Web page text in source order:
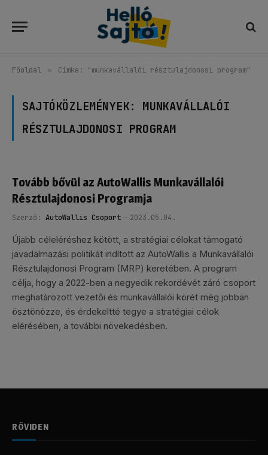
Főoldal » Címke: "munkavállalói résztulajdonosi program"
SAJTÓKÖZLEMÉNYEK: MUNKAVÁLLALÓI
RÉSZTULAJDONOSI PROGRAM
Tovább bővül az AutoWallis Munkavállalói
Résztulajdonosi Programja
Szerző: AutoWallis Csoport 2023.05.04.
Újabb céleléréshez kötött, a stratégiai célokat támogató
javadalmazási politikát indított az AutoWallis a Munkavállalói
Résztulajdonosi Program (MRP) keretében. A program
célja, hogy a 2022-ben a negyedik rekordévét záró csoport
meghatározott vezetői és munkavállalói körét még jobban
ösztönözze, és érdekeltté tegye a stratégiai célok
elérésében, a további növekedésben.
RÖVIDEN